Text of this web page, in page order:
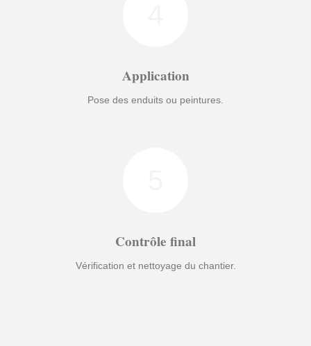
Application
Pose des enduits ou peintures.
Contrôle final
Vérification et nettoyage du chantier.